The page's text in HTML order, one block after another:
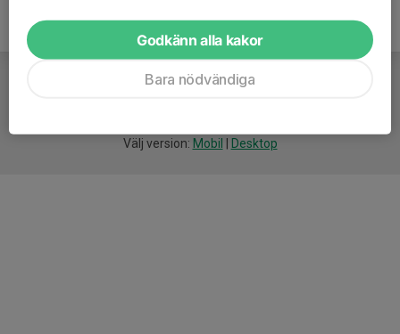
Välj version: Mobil Desktop
Godkänn alla kakor
Bara nödvändiga